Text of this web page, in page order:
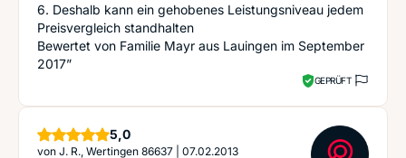
6. Deshalb kann ein gehobenes Leistungsniveau jedem
Preisvergleich standhalten
Bewertet von Familie Mayr aus Lauingen im September
2017”
GEPRÜFT
5,0Sterne
von J. R., Wertingen 86637 07.02.2013